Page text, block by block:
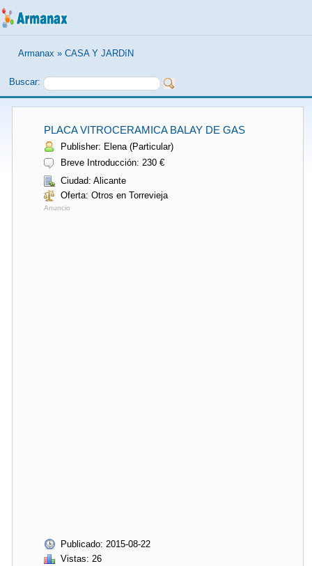
Armanax » CASA Y JARDíN
Buscar:
PLACA VITROCERAMICA BALAY DE GAS
Publisher: Elena (Particular)
Breve Introducción: 230 €
Ciudad: Alicante
Oferta: Otros en Torrevieja
Anuncio
Publicado: 2015-08-22
Vistas: 26